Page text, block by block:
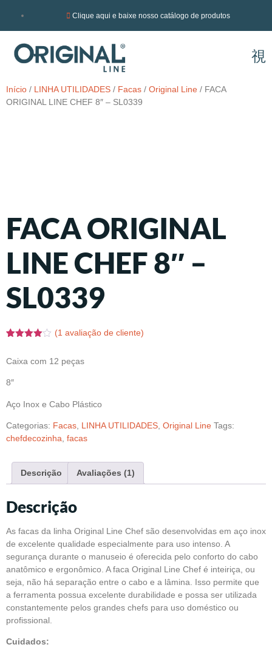
Clique aqui e baixe nosso catálogo de produtos
Início / LINHA UTILIDADES / Facas / Original Line / FACA
ORIGINAL LINE CHEF 8″ – SL0339
FACA ORIGINAL
LINE CHEF 8″ –
SL0339
4.00de
baseado
em
de cliente
(1 avaliação de cliente)
Caixa com 12 peças
8″
Aço Inox e Cabo Plástico
Categorias: Facas, LINHA UTILIDADES, Original Line Tags:
chefdecozinha, facas
Descrição Avaliações (1)
Descrição
As facas da linha Original Line Chef são desenvolvidas em aço inox
de excelente qualidade especialmente para uso intenso. A
segurança durante o manuseio é oferecida pelo conforto do cabo
anatômico e ergonômico. A faca Original Line Chef é inteiriça, ou
seja, não há separação entre o cabo e a lâmina. Isso permite que
a ferramenta possua excelente durabilidade e possa ser utilizada
constantemente pelos grandes chefs para uso doméstico ou
profissional.
Cuidados: